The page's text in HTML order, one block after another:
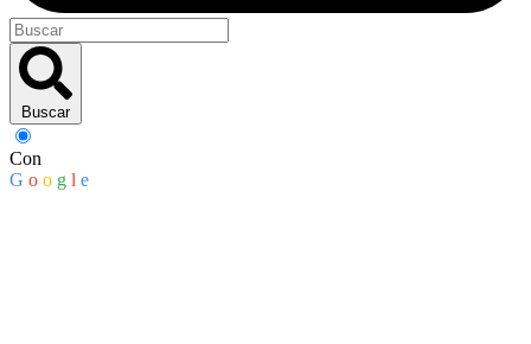
Buscar
Con
G o o g l e